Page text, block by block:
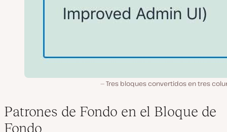
Tres bloques convertidos en tres
Patrones de Fondo en el Bloque de
Fondo